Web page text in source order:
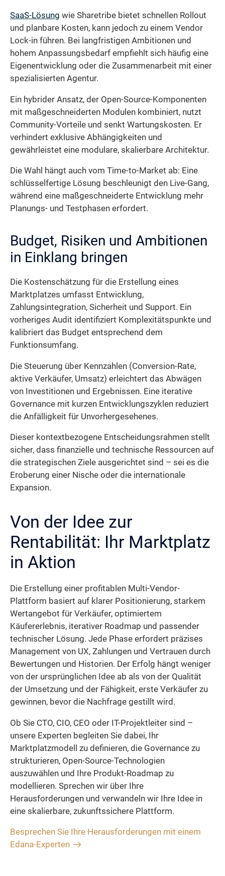
SaaS-Lösung wie Sharetribe bietet schnellen Rollout
und planbare Kosten, kann jedoch zu einem Vendor
Lock-in führen. Bei langfristigen Ambitionen und
hohem Anpassungsbedarf empfiehlt sich häufig eine
Eigenentwicklung oder die Zusammenarbeit mit einer
spezialisierten Agentur.
Ein hybrider Ansatz, der Open-Source-Komponenten
mit maßgeschneiderten Modulen kombiniert, nutzt
Community-Vorteile und senkt Wartungskosten. Er
verhindert exklusive Abhängigkeiten und
gewährleistet eine modulare, skalierbare Architektur.
Die Wahl hängt auch vom Time-to-Market ab: Eine
schlüsselfertige Lösung beschleunigt den Live-Gang,
während eine maßgeschneiderte Entwicklung mehr
Planungs- und Testphasen erfordert.
Budget, Risiken und Ambitionen
in Einklang bringen
Die Kostenschätzung für die Erstellung eines
Marktplatzes umfasst Entwicklung,
Zahlungsintegration, Sicherheit und Support. Ein
vorheriges Audit identifiziert Komplexitätspunkte und
kalibriert das Budget entsprechend dem
Funktionsumfang.
Die Steuerung über Kennzahlen (Conversion-Rate,
aktive Verkäufer, Umsatz) erleichtert das Abwägen
von Investitionen und Ergebnissen. Eine iterative
Governance mit kurzen Entwicklungszyklen reduziert
die Anfälligkeit für Unvorhergesehenes.
Dieser kontextbezogene Entscheidungsrahmen stellt
sicher, dass finanzielle und technische Ressourcen auf
die strategischen Ziele ausgerichtet sind – sei es die
Eroberung einer Nische oder die internationale
Expansion.
Von der Idee zur
Rentabilität: Ihr Marktplatz
in Aktion
Die Erstellung einer profitablen Multi-Vendor-
Plattform basiert auf klarer Positionierung, starkem
Wertangebot für Verkäufer, optimiertem
Käufererlebnis, iterativer Roadmap und passender
technischer Lösung. Jede Phase erfordert präzises
Management von UX, Zahlungen und Vertrauen durch
Bewertungen und Historien. Der Erfolg hängt weniger
von der ursprünglichen Idee ab als von der Qualität
der Umsetzung und der Fähigkeit, erste Verkäufer zu
gewinnen, bevor die Nachfrage gestillt wird.
Ob Sie CTO, CIO, CEO oder IT-Projektleiter sind –
unsere Experten begleiten Sie dabei, Ihr
Marktplatzmodell zu definieren, die Governance zu
strukturieren, Open-Source-Technologien
auszuwählen und Ihre Produkt-Roadmap zu
modellieren. Sprechen wir über Ihre
Herausforderungen und verwandeln wir Ihre Idee in
eine skalierbare, zukunftssichere Plattform.
Besprechen Sie Ihre Herausforderungen mit einem
Edana-Experten